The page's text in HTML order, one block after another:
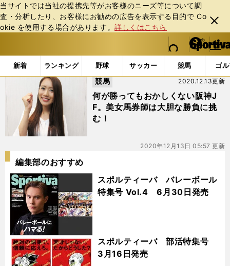
当サイトでは当社の提携先等がお客様のニーズ等について調
査・分析したり、お客様にお勧めの広告を表⽰する⽬的で Co
okie を使⽤する場合があります。詳しくはこちら
閉じ
る
web Sportiva (webスポルティーバ)
検索
マイペ
ー
ジ
メニュ
新着 ランキング 野球 サッカー 競馬 ゴ
b
ス
バ
「#阪神ジュベイナイルフィリーズ」の最新ニュース・ 情
何が勝ってもおかしくない阪神J
F。美女馬券師は大胆な勝負に挑
む！
2020.12.13更新
競馬
2020年12月13日 05:57 更新
編集部のおすすめ
スポルティーバ バレーボール
特集号 Vol.4 6月30日発売
スポルティーバ 部活特集号
3月16日発売